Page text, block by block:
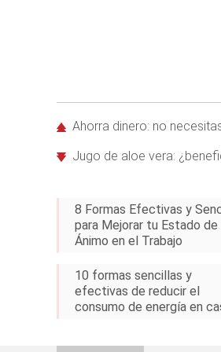
Ahorra dinero: no
Jugo de aloe vera:
8 Formas Efectivas y
para Mejorar tu Estado de
Ánimo en el Trabajo
10 formas sencillas y
efectivas de reducir el
consumo de energía en